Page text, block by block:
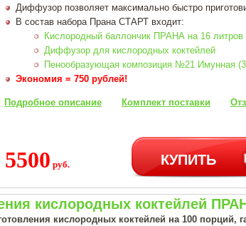
Диффузор позволяет максимально быстро
В состав набора Прана СТАРТ входит:
Кислородный баллончик ПРАНА на 16 литров
Диффузор для кислородных коктейлей
Пенообразующая композиция №21 Имунная
Экономия = 750 рублей!
Подробное описание Комплект поставки
5500 руб. КУПИТЬ
кислородных коктейлей
кислородных коктейлей на 100 порций,